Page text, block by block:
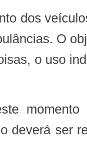
O
o uso
deverá ser